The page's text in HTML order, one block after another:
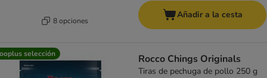
8 opciones
Añadir a la cesta
selección Rocco Chings Originals
Tiras de pechuga de pollo 250 g